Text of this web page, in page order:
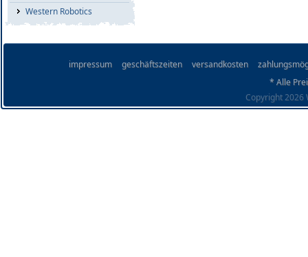
Western Robotics
impressum geschäftszeiten versandkosten
* Alle
Copyright 2026